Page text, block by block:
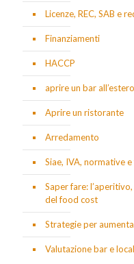
Licenze, REC, SAB e
Finanziamenti
HACCP
aprire un bar all’estero
Aprire un ristorante
Arredamento
Siae, IVA, normative
Saper fare:
del food cost
Strategie per
Valutazione bar e